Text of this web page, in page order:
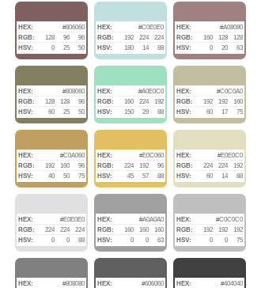
HEX:
#806060
RGB:
128 96
96
HSV:
0 25 50
HEX:
#C0E0E0
RGB:
192 224
224
HSV:
180 14 88
HEX:
#A08080
RGB:
160 128
128
HSV:
0 20 63
HEX:
#808060
RGB:
128 128
96
HSV:
60 25 50
HEX:
#A0E0C0
RGB:
160 224
192
HSV:
150 29 88
HEX:
#C0C0A0
RGB:
192 192
160
HSV:
60 17 75
HEX:
#C0A060
RGB:
192 160
96
HSV:
40 50 75
HEX:
#E0C060
RGB:
224 192
96
HSV:
45 57 88
HEX:
#E0E0C0
RGB:
224 224
192
HSV:
60 14 88
HEX:
#E0E0E0
RGB:
224 224
224
HSV:
0 0 88
HEX:
#A0A0A0
RGB:
160 160
160
HSV:
0 0 63
HEX:
#C0C0C0
RGB:
192 192
192
HSV:
0 0 75
HEX: #808080 HEX: #606060 HEX: #404040